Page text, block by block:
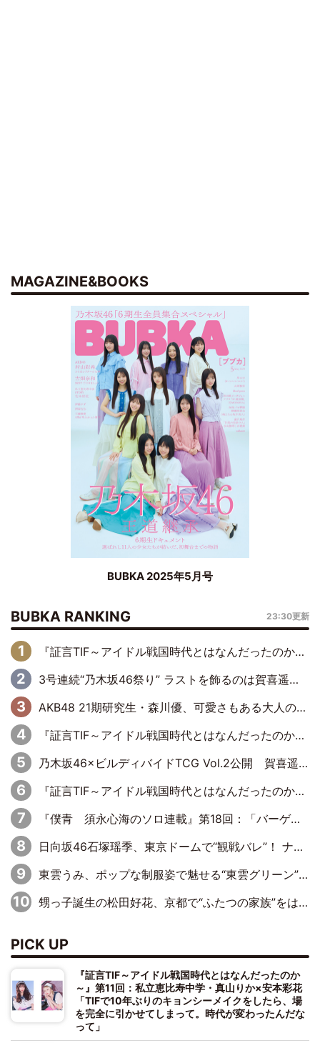
MAGAZINE&BOOKS
BUBKA 2025年5月号
BUBKA RANKING 23:30更新
『証言TIF～アイドル戦国時代とはなんだったのか～』第6回：でんぱ組.inc・古川未鈴×相沢梨紗「『ハロプロやりたかったな』って言ったら、夢眠ねむさんに『てめえはでんぱ組．incなんだよ！』って肩パンされて(笑)」
3号連続“乃木坂46祭り” ラストを飾るのは賀喜遥香…5年ぶりの登場に「5年分大人になった私を見ていただけたら」
AKB48 21期研究生・森川優、可愛さもある大人の女性に
『証言TIF～アイドル戦国時代とはなんだったのか～』第10回：さくら学院・武藤彩未×飯田らうら「正直、中3で辞めるというのを信じてなくて。そう言われてはいたけど、嘘でしょって」
乃木坂46×ビルディバイドTCG Vol.2公開 賀喜遥香＆田村真佑が『京まふ』ステージに登壇
『証言TIF～アイドル戦国時代とはなんだったのか～』第11回：私立恵比寿中学・真山りか×安本彩花「TIFで10年ぶりのキョンシーメイクをしたら、場を完全に引かせてしまって。時代が変わったんだなって」
『僕青 須永心海のソロ連載』第18回：「バーゲンセールハンターみうな inしまむら」編
日向坂46石塚瑶季、東京ドームで“観戦バレ”！ ナイツ・塙も認めた「巨人に詳しすぎるアイドル」は元VENUSスクール生で杉内コーチ推し⁉
東雲うみ、ポップな制服姿で魅せる“東雲グリーン”の正体
甥っ子誕生の松田好花、京都で“ふたつの家族”をはしご！ “母”黒谷友香に見送られ、“父”松岡昌宏とはハシゴ酒
PICK UP
『証言TIF～アイドル戦国時代とはなんだったのか
～』第11回：私立恵比寿中学・真山りか×安本彩花
「TIFで10年ぶりのキョンシーメイクをしたら、場
を完全に引かせてしまって。時代が変わったんだな
って」